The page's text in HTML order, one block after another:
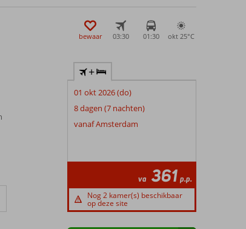
bewaar 03:30 01:30 okt 25°C
+
01 okt 2026 (do)
8 dagen (7 nachten)
vanaf Amsterdam
va 361 p.p.
Nog 2 kamer(s) beschikbaar
op deze site